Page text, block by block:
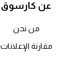
عن كارسوق
من نحن
مقارنة الإعلانات